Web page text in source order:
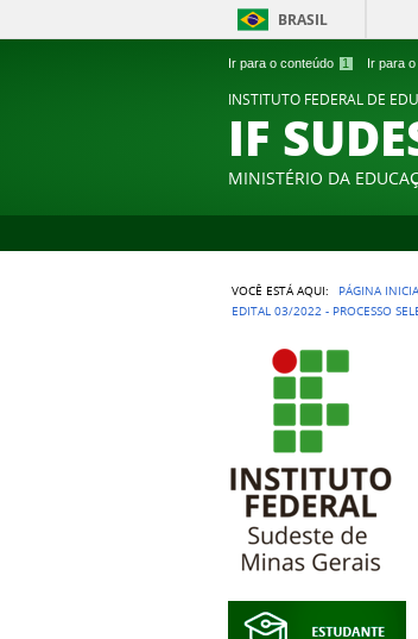
Ir para o conteúdo 1 Ir para
BRASIL
INSTITUTO FEDERAL DE
IF
MINISTÉRIO DA
VOCÊ ESTÁ AQUI: PÁGINA
EDITAL 03/2022 - PROCESSO